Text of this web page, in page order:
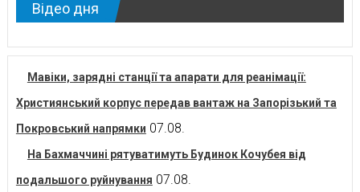
Відео дня
Мавіки, зарядні станції та апарати для реанімації:
Християнський корпус передав вантаж на Запорізький та
Покровський напрямки 07.08.
На Бахмаччині рятуватимуть Будинок Кочубея від
подальшого руйнування 07.08.